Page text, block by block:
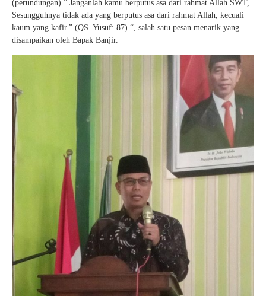
(perundungan) ” Janganlah kamu berputus asa dari rahmat Allah SWT,
Sesungguhnya tidak ada yang berputus asa dari rahmat Allah, kecuali
kaum yang kafir.” (QS. Yusuf: 87) “, salah satu pesan menarik yang
disampaikan oleh Bapak Banjir.